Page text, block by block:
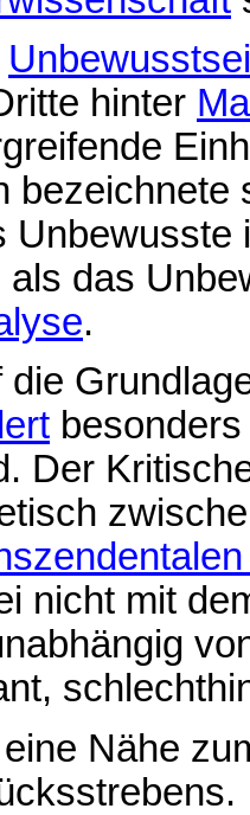
hinter
Unbewusste
als das
.
die
Der
nicht mit
Nähe